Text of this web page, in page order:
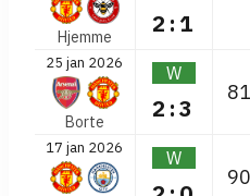
Hjemme 2:1
25 jan 2026
Borte
W
2:3
17 jan 2026 W